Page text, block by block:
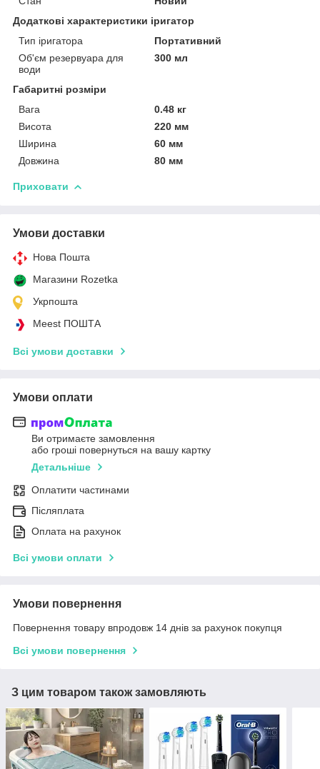
Додаткові характеристики іригатор
Тип іригатора
Портативний
Об'єм резервуара для
води
300 мл
Габаритні розміри
Вага
0.48 кг
Висота
220 мм
Ширина
60 мм
Довжина
80 мм
Приховати
Умови доставки
Нова Пошта
Магазини Rozetka
Укрпошта
Meest ПОШТА
Всі умови доставки
Умови оплати
Ви отримаєте замовлення
або гроші повернуться на вашу картку
Детальніше
Оплатити частинами
Післяплата
Оплата на рахунок
Всі умови оплати
Умови повернення
Повернення товару впродовж 14 днів за рахунок покупця
Всі умови повернення
З цим товаром також замовляють